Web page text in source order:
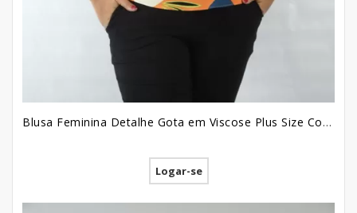
Blusa Feminina Detalhe Gota em Viscose Plus Size Coral Colors [2209032]
Logar-se